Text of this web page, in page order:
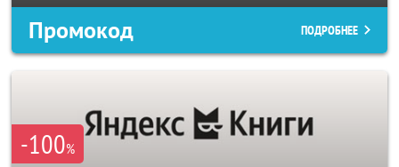
Промокод ПОДРОБНЕЕ
-100%